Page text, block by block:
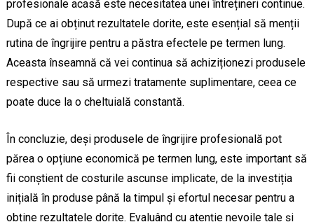
profesionale acasă este necesitatea unei întrețineri continue.
După ce ai obținut rezultatele dorite, este esențial să menții
rutina de îngrijire pentru a păstra efectele pe termen lung.
Aceasta înseamnă că vei continua să achiziționezi produsele
respective sau să urmezi tratamente suplimentare, ceea ce
poate duce la o cheltuială constantă.
În concluzie, deși produsele de îngrijire profesională pot
părea o opțiune economică pe termen lung, este important să
fii conștient de costurile ascunse implicate, de la investiția
inițială în produse până la timpul și efortul necesar pentru a
obține rezultatele dorite. Evaluând cu atenție nevoile tale și